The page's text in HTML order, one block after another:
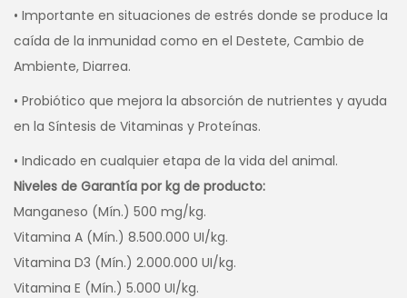
• Importante en situaciones de estrés donde se produce la
caída de la inmunidad como en el Destete, Cambio de
Ambiente, Diarrea.
• Probiótico que mejora la absorción de nutrientes y ayuda
en la Síntesis de Vitaminas y Proteínas.
• Indicado en cualquier etapa de la vida del animal.
Niveles de Garantía por kg de producto:
Manganeso (Mín.) 500 mg/kg.
Vitamina A (Mín.) 8.500.000 UI/kg.
Vitamina D3 (Mín.) 2.000.000 UI/kg.
Vitamina E (Mín.) 5.000 UI/kg.